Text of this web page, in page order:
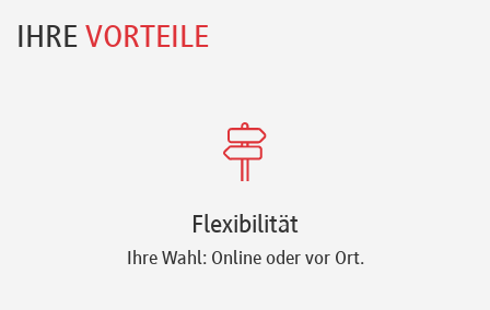
IHRE VORTEILE
Flexibilität
Ihre Wahl: Online oder vor Ort.